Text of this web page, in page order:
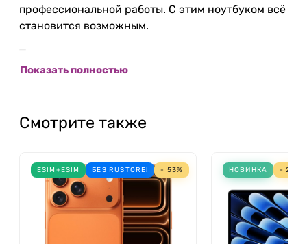
профессиональной работы. С этим ноутбуком всё
становится возможным.
Графический процессор до 19 ядер
M2 Max
Процессор 12 ядер
Графический процессор до 39 ядер
Показать полностью
Смотрите также
ESIM+ESIM БЕЗ RUSTORE! - 53% НОВИНКА - 21%